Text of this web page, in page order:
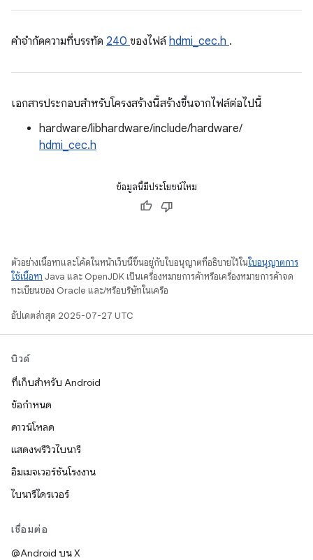
คําจํากัดความที่บรรทัด 240 ของไฟล์hdmi_cec.h .
เอกสารประกอบสำหรับโครงสร้างนี้สร้างขึ้นจากไฟล์ต่อไปนี้
hardware/libhardware/include/hardware/
hdmi_cec.h
ข้อมูลนี้มีประโยชน์ไหม
ตัวอย่างเนื้อหาและโค้ดในหน้าเว็บนี้ขึ้นอยู่กับใบอนุญาตที่อธิบายไว้ในใบอนุญาตการ
ใช้เนื้อหา Java และ OpenJDK เป็นเครื่องหมายการค้าหรือเครื่องหมายการค้าจด
ทะเบียนของ Oracle และ/หรือบริษัทในเครือ
อัปเดตล่าสุด 2025-07-27 UTC
บิวด์
ที่เก็บสำหรับ Android
ข้อกำหนด
ดาวน์โหลด
แสดงพรีวิวไบนารี
อิมเมจเวอร์ชันโรงงาน
ไบนารีไดรเวอร์
เชื่อมต่อ
@Android บน X